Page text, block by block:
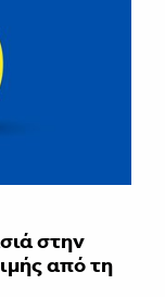
στην
από τη